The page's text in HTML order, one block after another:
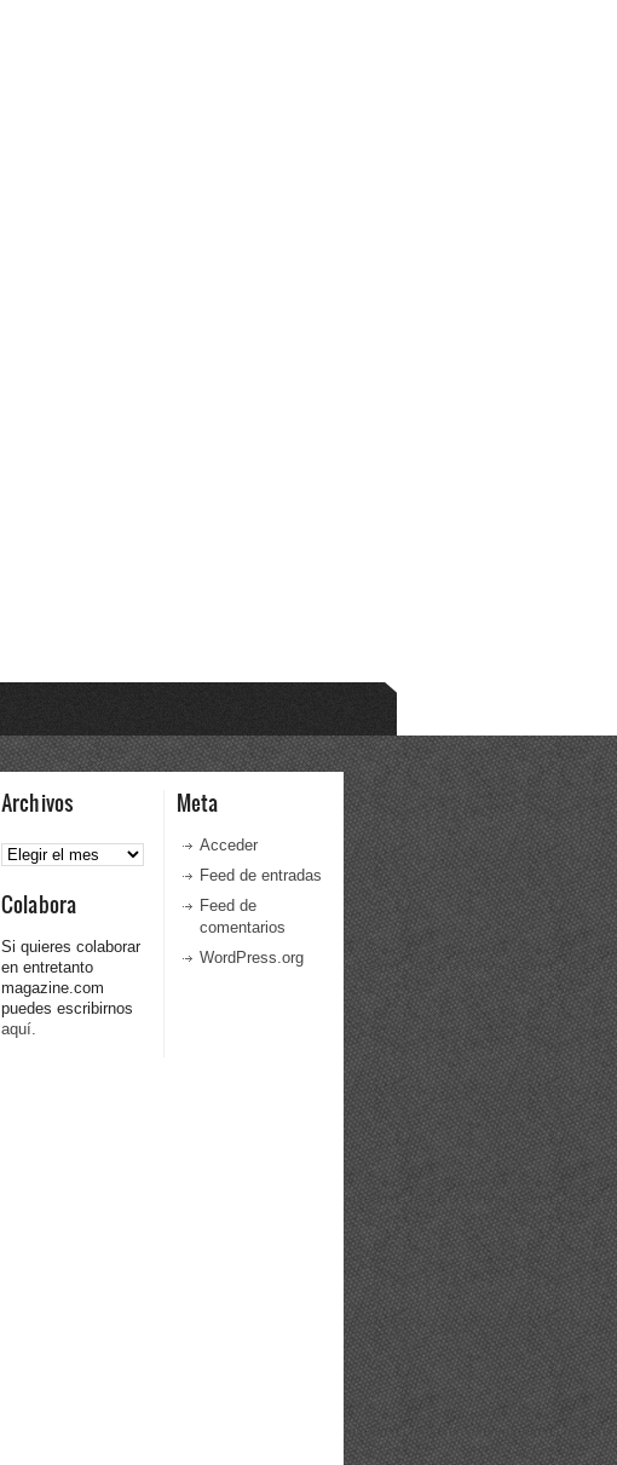
Archivos
Archivos
Colabora
Si quieres colaborar
en entretanto
magazine.com
puedes escribirnos
aquí.
Meta
Acceder
Feed de entradas
Feed de
comentarios
WordPress.org